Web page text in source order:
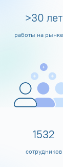
>30 лет
работы на
1600
сотрудников